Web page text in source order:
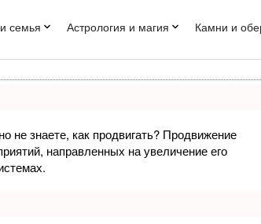
семья Астрология и магия Камни и
не знаете, как продвигать? Продвижение
направленных на увеличение его